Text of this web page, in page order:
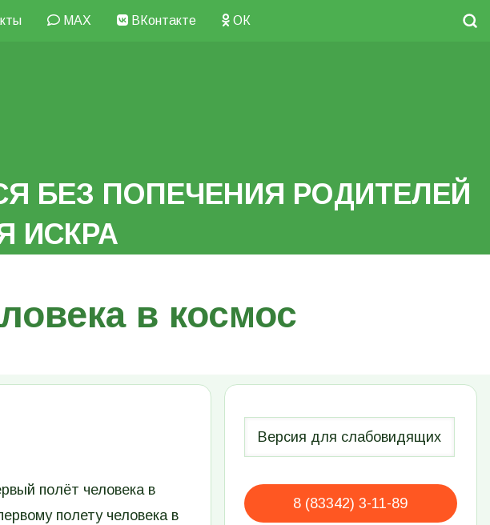
MAX ВКонтакте ОК
БЕЗ ПОПЕЧЕНИЯ РОДИТЕЛЕЙ
ИСКРА
в космос
полёт человека в
полету человека в
8 (83342) 3-11-89